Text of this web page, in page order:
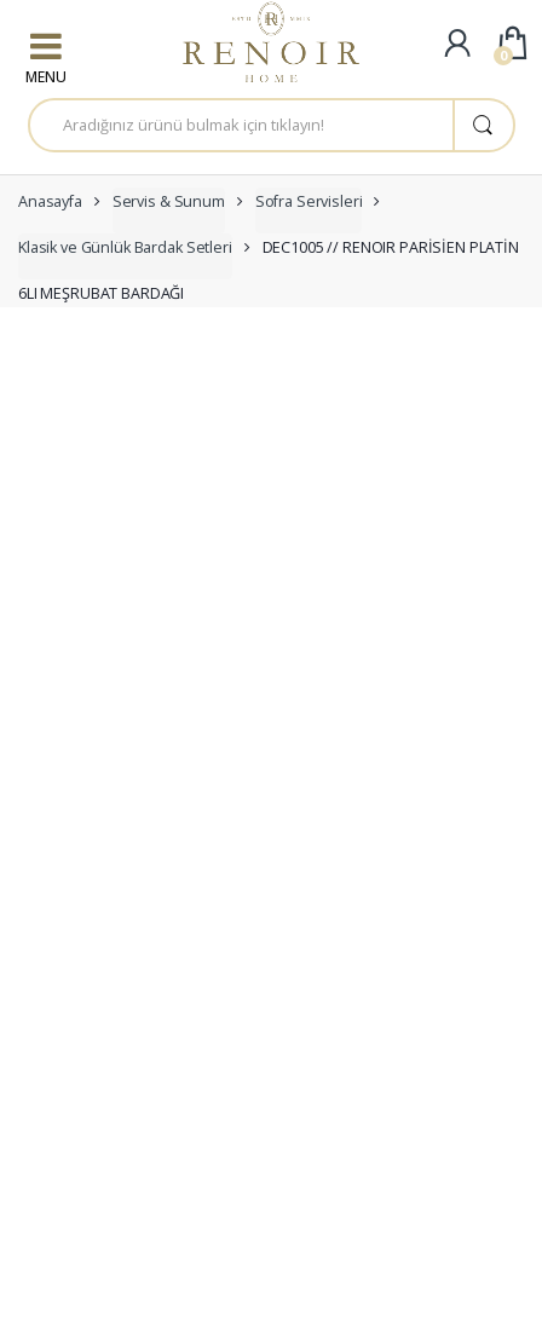
A
r
a
a
:
Anasayfa Servis & Sunum Sofra Servisleri
Klasik ve Günlük Bardak Setleri DEC1005 // RENOIR PARİSİEN PLATİN
6LI MEŞRUBAT BARDAĞI
0